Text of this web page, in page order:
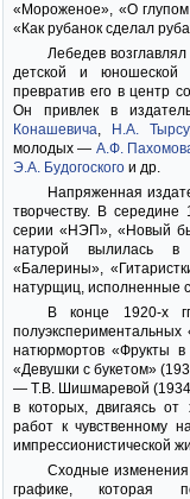
«Мороженое», «О
«Как рубанок сделал
Лебедев
детской и юношеской
превратив его в центр
Он привлек в
Конашевича, Н.А. Тырсу
молодых — А.Ф.
Э.А. Будогоского и др.
Напряженная
творчеству. В середине
серии «НЭП», «Новый
натурой вылилась в
«Балерины»,
натурщиц, исполненные
В конце 1920-х
натюрмортов «Фрукты в
«Девушки с букетом»
— Т.В. Шишмаревой
в которых, двигаясь от
работ к чувственному
импрессионистической
Сходные изменения
графике, которая